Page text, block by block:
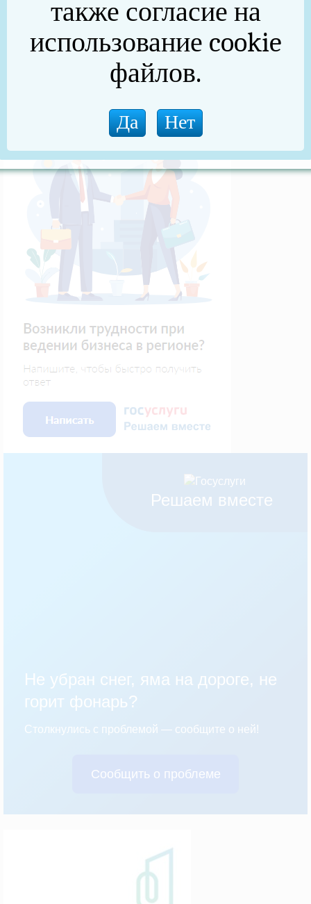
(архив)
Новости прокуратуры
Решаем вместе
Не убран снег, яма на дороге, не
горит фонарь?
Столкнулись с проблемой — сообщите о ней!
Сообщить о проблеме
также согласие на
использование cookie
файлов.